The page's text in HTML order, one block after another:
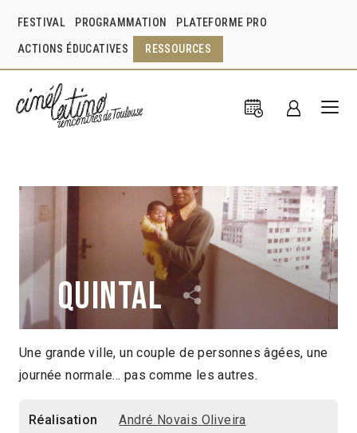
FESTIVAL PROGRAMMATION PLATEFORME PRO
ACTIONS ÉDUCATIVES RESSOURCES
Quintal
André Novais Oliveira Brésil 2015
20min
2016 > Compétition Court-métrage
Une grande ville, un couple de personnes âgées, une
journée normale… pas comme les autres.
Réalisation André Novais Oliveira